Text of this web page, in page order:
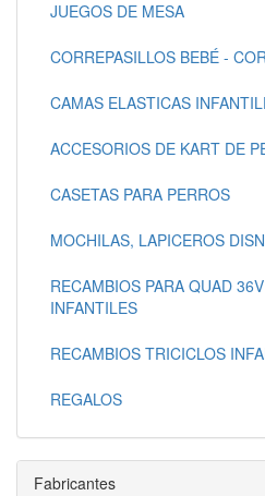
JUEGOS DE MESA
CORREPASILLOS BEBÉ -
CAMAS ELASTICAS
ACCESORIOS DE KART DE
CASETAS PARA PERROS
MOCHILAS, LAPICEROS
RECAMBIOS PARA QUAD
INFANTILES
RECAMBIOS TRICICLOS
REGALOS
Fabricantes